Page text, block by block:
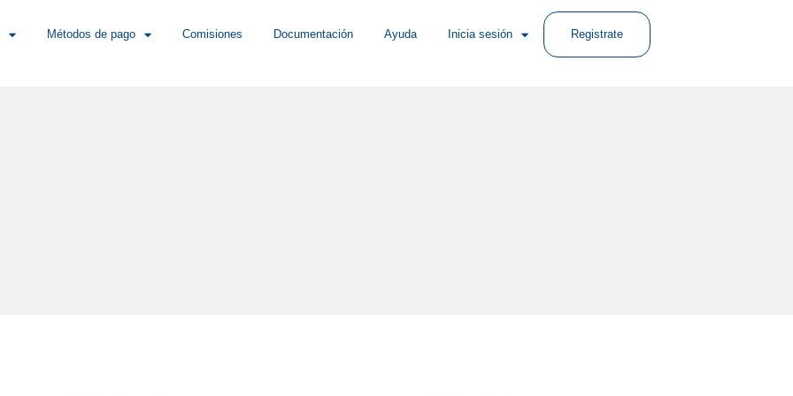
Métodos de pago Comisiones Documentación Ayuda Inicia sesión Registrate